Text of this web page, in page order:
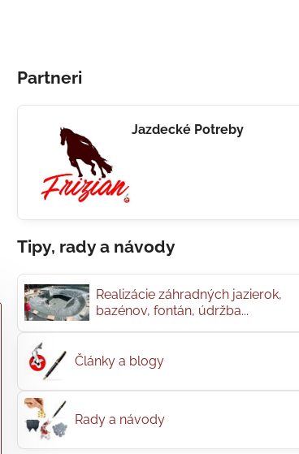
Partneri
Jazdecké Potreby
Tipy, rady a návody
Realizácie záhradných jazierok,
bazénov, fontán, údržba...
Články a blogy
Rady a návody